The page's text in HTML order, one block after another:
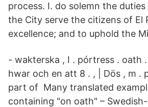
process. I. do solemn the
the City serve the citizens of El
excellence; and to uphold the
- wakterska , I . pórtress . oath
hwar och en att 8 . , | Dös , m .
part of Many translated
containing "on oath" –